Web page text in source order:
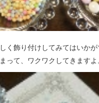
く飾り付けしてみてはいか
って、ワクワクしてきますよ